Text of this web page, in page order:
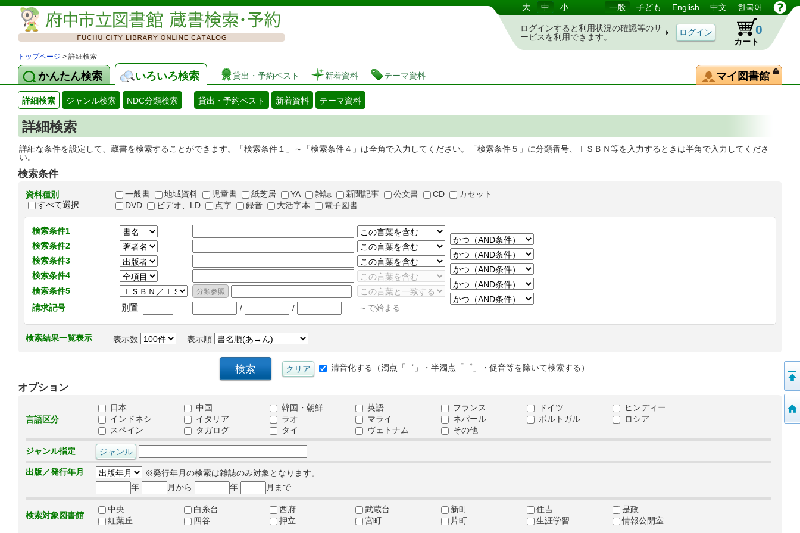
図書館 蔵書検索・予約システム 大 中 小 一般 子ども English 中文 한국어
ログインすると利用状況の確認等のサ
ービスを利用できます。
カート
0
トップページ > 詳細検索
かんたん検索 いろいろ検索 貸出・予約ベスト 新着資料 テーマ資料 マイ図書館
詳細検索 ジャンル検索 NDC分類検索 貸出・予約ベスト 新着資料 テーマ資料
詳細検索
詳細な条件を設定して、蔵書を検索することができます。「検索条件１」～「検索条件４」は全角で入力してください。「検索条件５」に分類番号、ＩＳＢＮ等を入力するときは半角で入力してくださ
い。
検索条件
資料種別
すべて選択
一般書 地域資料 児童書 紙芝居 YA 雑誌 新聞記事 公文書 CD
カセット
DVD
ビデオ、LD 点字 録音 大活字本 電子図書
検索条件1
検索条件2
検索条件3
検索条件4
検索条件5
請求記号
別置 / / ～で始まる
検索結果一覧表示 表示数 表示順
清音化する（濁点「゛」・半濁点「゜」・促音等を除いて検索する）
オプション
言語区分
日本 中国 韓国・朝鮮 英語 フランス ドイツ
ヒンディー
インドネシ
イタリア ラオ マライ ネパール ポルトガル
ロシア
スペイン
タガログ タイ ヴェトナム その他
ジャンル指定
出版／発行年月
※発行年月の検索は雑誌のみ対象となります。
年
月から 年 月まで
検索対象図書館
中央 白糸台 西府 武蔵台 新町 住吉
是政
紅葉丘
四谷 押立 宮町 片町 生涯学習 情報公開室